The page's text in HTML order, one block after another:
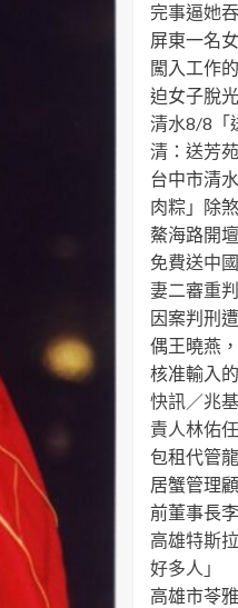
完事逼她
屏東一名
闖入工作
迫女子脫
清水8/8「
清：送芳
台中市清
肉粽」除
鰲海路開
免費送中
妻二審重
因案判刑
偶王曉燕
核准輸入
快訊／兆
責人林佑
包租代管
居蟹管理
前董事長
高雄特斯
好多人」
高雄市苓